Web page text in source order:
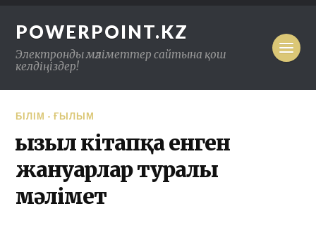
POWERPOINT.KZ
Электронды мәліметтер сайтына қош
келдіңіздер!
БІЛІМ - ҒЫЛЫМ
Қызыл кітапқа енген
жануарлар туралы
мәлімет